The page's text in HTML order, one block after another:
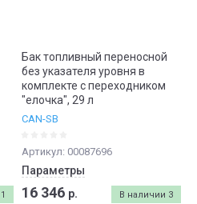
1
Бак топливный переносной
без указателя уровня в
комплекте с переходником
"елочка", 29 л
CAN-SB
Артикул: 00087696
Параметры
В наличии 3
16 346 р.